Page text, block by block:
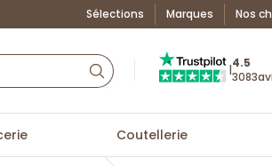
Sélections Marques Nos
Truspilot : La
4.5
3083
Coutellerie